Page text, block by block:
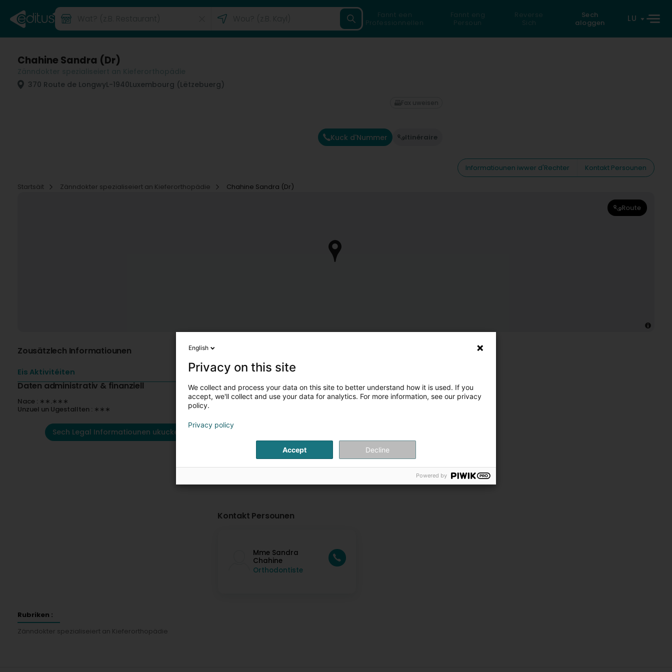
Fannt een
Professionnellen
Fannt eng
Persoun
Reverse
Sich
Sech
aloggen
LU
Chahine Sandra (Dr)
370 Route de LongwyL-1940Luxembourg (Lëtzebuerg)
Kuck d'Nummer Itinéraire
Fax uweisen
Informatiounen iwwer d'Rechter
Kontakt Persounen
Startsäit
Zänndokter spezialiseiert an Kieferorthopädie Chahine Sandra (Dr)
Route
Zousätzlech Informatiounen
Eis Aktivitéiten
Daten administrativ & finanziell
Nace : ∗∗.∗∗∗
Unzuel un Ugestallten : ∗∗∗
Sech Legal Informatiounen ukucken
Kontakt Persounen
Mme Sandra
Chahine
Orthodontiste
Rubriken :
Zänndokter spezialiseiert an Kieferorthopädie
English
Privacy on this site
We collect and process your data on this site to better understand how it is used. If you
accept, we'll collect and use your data for analytics. For more information, see our privacy
policy.
Privacy policy
Accept Decline
Powered by